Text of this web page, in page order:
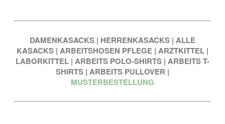
DAMENKASACKS | HERRENKASACKS | ALLE
KASACKS | ARBEITSHOSEN PFLEGE | ARZTKITTEL |
LABORKITTEL | ARBEITS POLO-SHIRTS | ARBEITS T-
SHIRTS | ARBEITS PULLOVER |
MUSTERBESTELLUNG